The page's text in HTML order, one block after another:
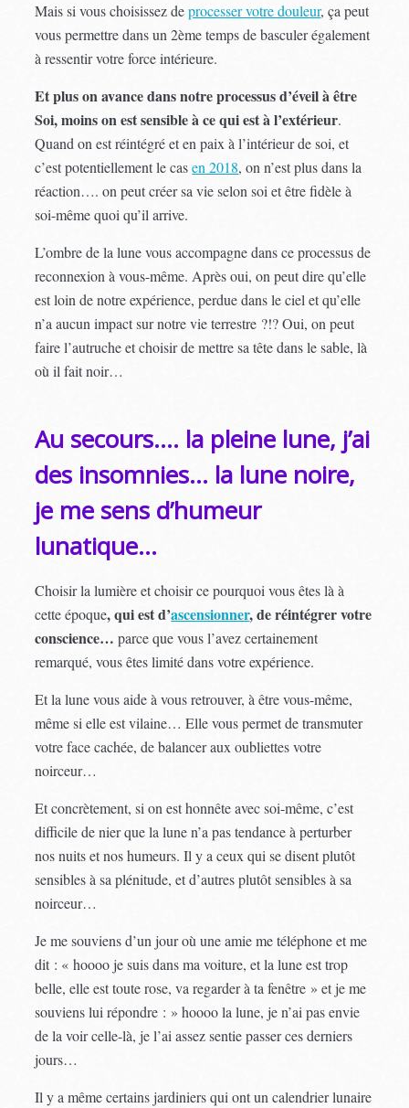
Mais si vous choisissez deprocesser votre douleur, ça peut
vous permettre dans un 2ème temps de basculer également
à ressentir votre force intérieure.
Et plus on avance dans notre processus d’éveil à être
Soi, moins on est sensible à ce qui est à l’extérieur.
Quand on est réintégré et en paix à l’intérieur de soi, et
c’est potentiellement le casen 2018, on n’est plus dans la
réaction…. on peut créer sa vie selon soi et être fidèle à
soi-même quoi qu’il arrive.
L’ombre de la lune vous accompagne dans ce processus de
reconnexion à vous-même. Après oui, on peut dire qu’elle
est loin de notre expérience, perdue dans le ciel et qu’elle
n’a aucun impact sur notre vie terrestre ?!? Oui, on peut
faire l’autruche et choisir de mettre sa tête dans le sable, là
où il fait noir…
Au secours…. la pleine lune, j’ai
des insomnies… la lune noire,
je me sens d’humeur
lunatique…
Choisir la lumière et choisir ce pourquoi vous êtes là à
cette époque, qui est d’ascensionner, de réintégrer votre
conscience… parce que vous l’avez certainement
remarqué, vous êtes limité dans votre expérience.
Et la lune vous aide à vous retrouver, à être vous-même,
même si elle est vilaine… Elle vous permet de transmuter
votre face cachée, de balancer aux oubliettes votre
noirceur…
Et concrètement, si on est honnête avec soi-même, c’est
difficile de nier que la lune n’a pas tendance à perturber
nos nuits et nos humeurs. Il y a ceux qui se disent plutôt
sensibles à sa plénitude, et d’autres plutôt sensibles à sa
noirceur…
Je me souviens d’un jour où une amie me téléphone et me
dit : « hoooo je suis dans ma voiture, et la lune est trop
belle, elle est toute rose, va regarder à ta fenêtre » et je me
souviens lui répondre : » hoooo la lune, je n’ai pas envie
de la voir celle-là, je l’ai assez sentie passer ces derniers
jours…
Il y a même certains jardiniers qui ont un calendrier lunaire